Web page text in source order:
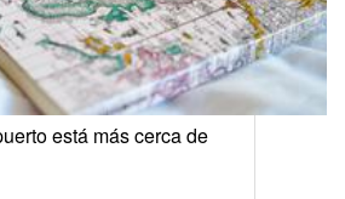
está más cerca de